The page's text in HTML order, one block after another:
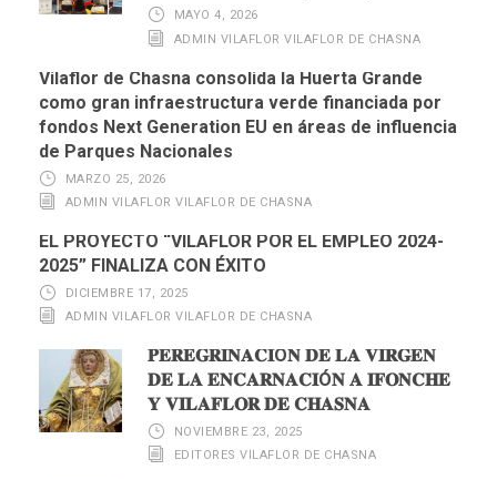
MAYO 4, 2026
ADMIN VILAFLOR VILAFLOR DE CHASNA
Vilaflor de Chasna consolida la Huerta Grande
como gran infraestructura verde financiada por
fondos Next Generation EU en áreas de influencia
de Parques Nacionales
MARZO 25, 2026
ADMIN VILAFLOR VILAFLOR DE CHASNA
EL PROYECTO “VILAFLOR POR EL EMPLEO 2024-
2025” FINALIZA CON ÉXITO
DICIEMBRE 17, 2025
ADMIN VILAFLOR VILAFLOR DE CHASNA
𝐏𝐄𝐑𝐄𝐆𝐑𝐈𝐍𝐀𝐂𝐈Ó𝐍 𝐃𝐄 𝐋𝐀 𝐕𝐈𝐑𝐆𝐄𝐍
𝐃𝐄 𝐋𝐀 𝐄𝐍𝐂𝐀𝐑𝐍𝐀𝐂𝐈Ó𝐍 𝐀 𝐈𝐅𝐎𝐍𝐂𝐇𝐄
𝐘 𝐕𝐈𝐋𝐀𝐅𝐋𝐎𝐑 𝐃𝐄 𝐂𝐇𝐀𝐒𝐍𝐀
NOVIEMBRE 23, 2025
EDITORES VILAFLOR DE CHASNA